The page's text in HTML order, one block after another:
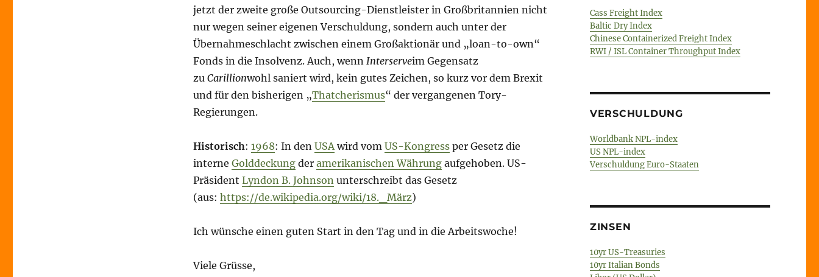
jetzt der zweite große Outsourcing-Dienstleister in Großbritannien nicht
nur wegen seiner eigenen Verschuldung, sondern auch unter der
Übernahmeschlacht zwischen einem Großaktionär und „loan-to-own“
Fonds in die Insolvenz. Auch, wenn Interserveim Gegensatz
zu Carillionwohl saniert wird, kein gutes Zeichen, so kurz vor dem Brexit
und für den bisherigen „Thatcherismus“ der vergangenen Tory-
Regierungen.
Historisch: 1968: In den USAwird vom US-Kongressper Gesetz die
interne Golddeckungder amerikanischen Währungaufgehoben. US-
Präsident Lyndon B. Johnsonunterschreibt das Gesetz
(aus: https://de.wikipedia.org/wiki/18._März)
Ich wünsche einen guten Start in den Tag und in die Arbeitswoche!
Viele Grüsse,
Cass Freight Index
Baltic Dry Index
Chinese Containerized Freight Index
RWI / ISL Container Throughput Index
VERSCHULDUNG
Worldbank NPL-index
US NPL-index
Verschuldung Euro-Staaten
ZINSEN
10yr US-Treasuries
10yr Italian Bonds